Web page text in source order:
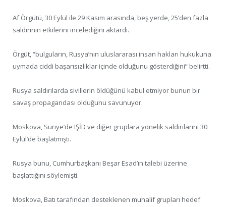
Af Örgütü, 30 Eylül ile 29 Kasım arasında, beş yerde, 25’den fazla
saldırının etkilerini incelediğini aktardı.
Örgüt, “bulguların, Rusya’nın uluslararası insan hakları hukukuna
uymada ciddi başarısızlıklar içinde olduğunu gösterdiğini” belirtti.
Rusya saldırılarda sivillerin öldüğünü kabul etmiyor bunun bir
savaş propagandası olduğunu savunuyor.
Moskova, Suriye’de IŞİD ve diğer gruplara yönelik saldırılarını 30
Eylül’de başlatmıştı.
Rusya bunu, Cumhurbaşkanı Beşar Esad’ın talebi üzerine
başlattığını söylemişti.
Moskova, Batı tarafından desteklenen muhalif grupları hedef